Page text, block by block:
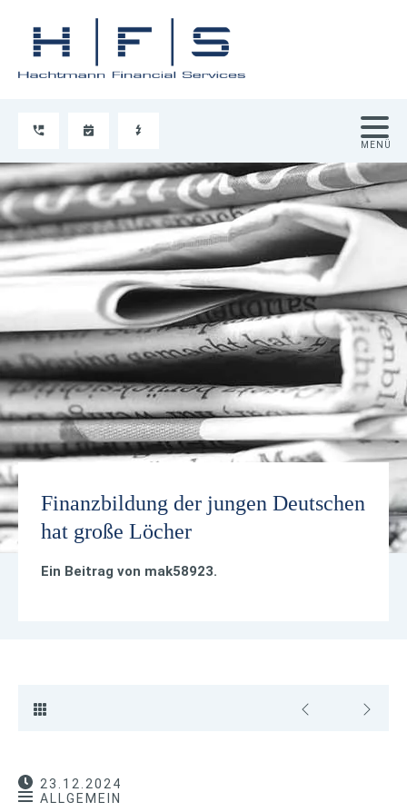
Finanzbildung der jungen Deutschen
hat große Löcher
Ein Beitrag von mak58923.
23.12.2024
ALLGEMEIN